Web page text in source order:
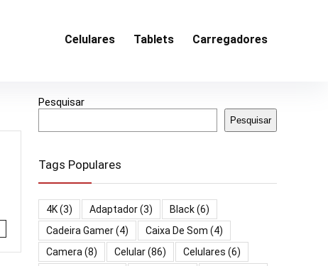
Celulares Tablets Carregadores
Pesquisar
Pesquisar
Tags Populares
4K(3) Adaptador(3) Black(6)
Cadeira Gamer(4) Caixa De Som (4)
Camera (8) Celular(86) Celulares (6)